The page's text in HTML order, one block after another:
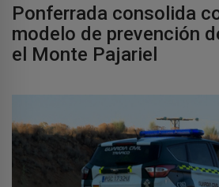
Ponferrada consolida
modelo de prevención
el Monte Pajariel